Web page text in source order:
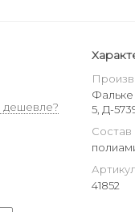
5, Д-
Состав
Артикул
41852